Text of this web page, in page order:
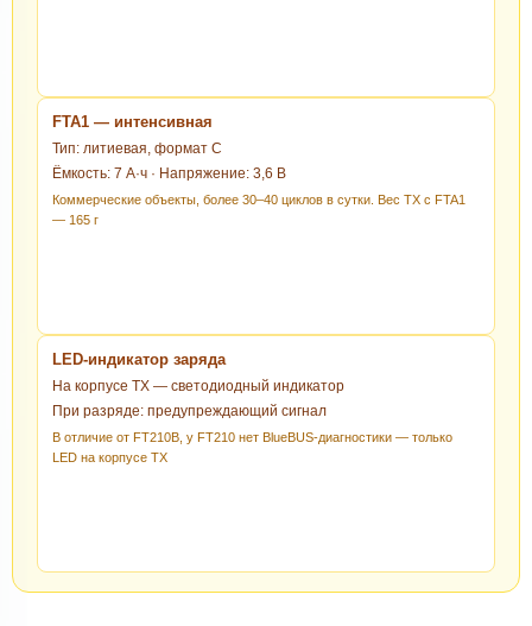
FTA1 — интенсивная
Тип: литиевая, формат C
Ёмкость: 7 А·ч · Напряжение: 3,6 В
Коммерческие объекты, более 30–40 циклов в сутки. Вес TX с FTA1
— 165 г
LED-индикатор заряда
На корпусе TX — светодиодный индикатор
При разряде: предупреждающий сигнал
В отличие от FT210B, у FT210 нет BlueBUS-диагностики — только
LED на корпусе TX